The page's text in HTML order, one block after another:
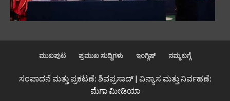
ಮುಖಪುಟ ಪ್ರಮುಖ ಸುದ್ದಿಗಳು ಇಂಗ್ಲಿಷ್ ನಮ್ಮ ಬಗ್ಗೆ
ಸಂಪಾದನೆ ಮತ್ತು ಪ್ರಕಟಣೆ: ಶಿವಪ್ರಸಾದ್ | ವಿನ್ಯಾಸ ಮತ್ತು ನಿರ್ವಹಣೆ:
ಮೆಗಾ ಮೀಡಿಯಾ